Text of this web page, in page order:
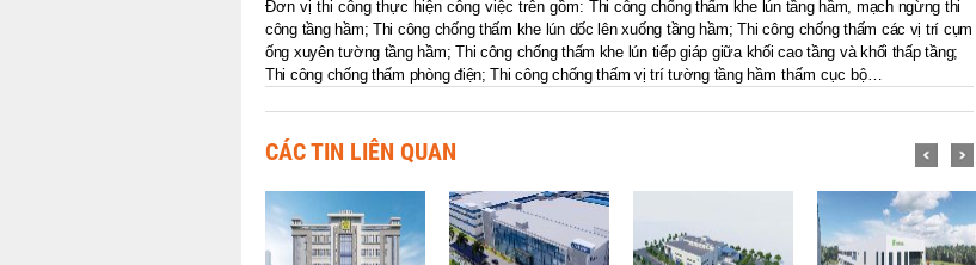
Đơn vị thi công thực hiện công việc trên gồm: Thi công chống thấm khe lún tầng hầm, mạch ngừng thi
công tầng hầm; Thi công chống thấm khe lún dốc lên xuống tầng hầm; Thi công chống thấm các vị trí cụm
ống xuyên tường tầng hầm; Thi công chống thấm khe lún tiếp giáp giữa khối cao tầng và khối thấp tầng;
Thi công chống thấm phòng điện; Thi công chống thấm vị trí tường tầng hầm thấm cục bộ…
CÁC TIN LIÊN QUAN